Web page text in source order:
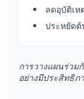
ลดอุบัติเห
ประหยัดต้
การวางแผนร่วม
อย่างมีประสิทธิภ